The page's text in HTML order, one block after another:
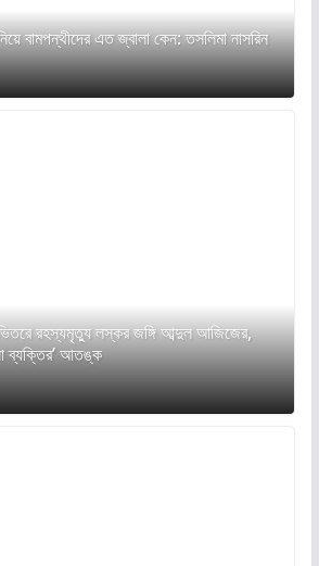
বামপন্থীদের এত জ্বালা কেন: তসলিমা নাসরিন
ভিতরে রহস্যমৃত্যু লস্কর জঙ্গি আব্দুল আজিজের,
ব্যক্তির’ আতঙ্ক